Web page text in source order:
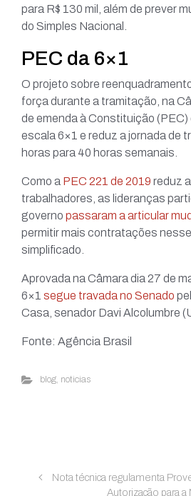
para R$ 130 mil, além de prever
do Simples Nacional.
PEC da 6×1
O projeto sobre
força durante a tramitação, na
de emenda à Constituição (PEC)
escala 6×1 e reduz a jornada de
horas para 40 horas semanais.
Como a PEC 221 de 2019 reduz
trabalhadores, as lideranças
governo passaram a articular
permitir mais contratações
simplificado.
Aprovada na Câmara dia 27 de
6×1 segue travada no Senado
Casa, senador Davi Alcolumbre
Fonte: Agência Brasil
blog, noticias
Nota técnica regulamenta
Autorização para a